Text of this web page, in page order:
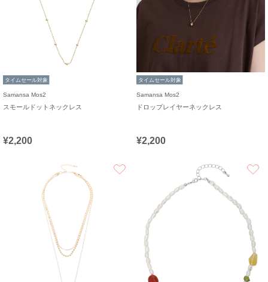
タイムセール対象
Samansa Mos2
スモールドットネックレス
¥2,200
タイムセール対象
Samansa Mos2
ドロップレイヤーネックレス
¥2,200